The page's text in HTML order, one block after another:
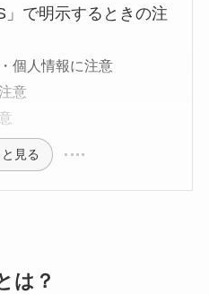
」で明示するときの注
個人情報に注意
意
見る
は？